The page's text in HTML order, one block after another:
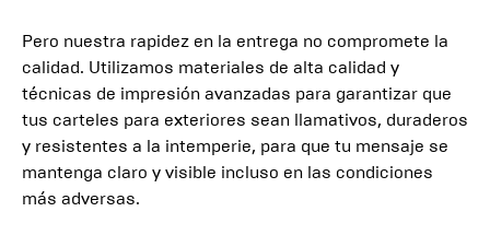
Pero nuestra rapidez en la entrega no compromete la
calidad. Utilizamos materiales de alta calidad y
técnicas de impresión avanzadas para garantizar que
tus carteles para exteriores sean llamativos, duraderos
y resistentes a la intemperie, para que tu mensaje se
mantenga claro y visible incluso en las condiciones
más adversas.